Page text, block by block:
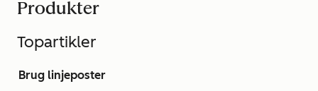
Produkter
Topartikler
Brug linjeposter